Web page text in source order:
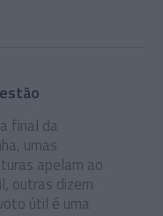
final da
umas
apelam ao
outras dizem
útil é uma